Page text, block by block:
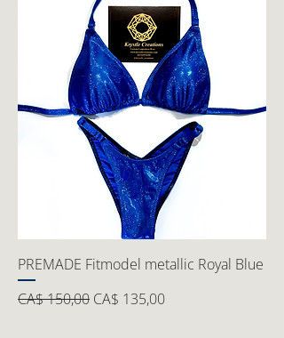
PREMADE Fitmodel metallic Royal Blue
Preço normal
CA$ 150,00 Preço promocional
CA$ 135,00